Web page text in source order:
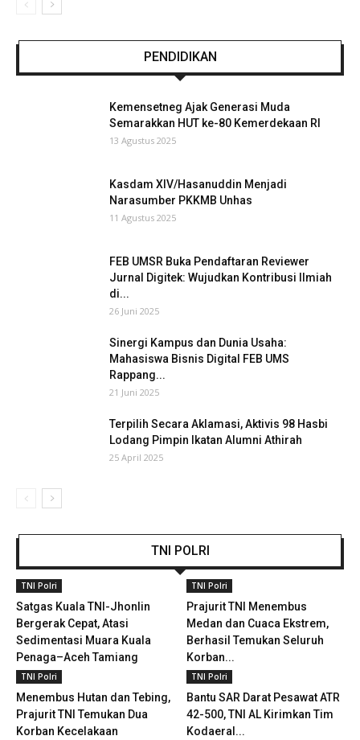
PENDIDIKAN
Kemensetneg Ajak Generasi Muda
Semarakkan HUT ke-80 Kemerdekaan RI
13 Agustus 2025
Kasdam XIV/Hasanuddin Menjadi
Narasumber PKKMB Unhas
11 Agustus 2025
FEB UMSR Buka Pendaftaran Reviewer
Jurnal Digitek: Wujudkan Kontribusi Ilmiah
di...
26 Juni 2025
Sinergi Kampus dan Dunia Usaha:
Mahasiswa Bisnis Digital FEB UMS
Rappang...
21 Juni 2025
Terpilih Secara Aklamasi, Aktivis 98 Hasbi
Lodang Pimpin Ikatan Alumni Athirah
25 April 2025
TNI POLRI
TNI Polri
Satgas Kuala TNI-Jhonlin
Bergerak Cepat, Atasi
Sedimentasi Muara Kuala
Penaga–Aceh Tamiang
TNI Polri
Prajurit TNI Menembus
Medan dan Cuaca Ekstrem,
Berhasil Temukan Seluruh
Korban...
TNI Polri
Menembus Hutan dan Tebing,
Prajurit TNI Temukan Dua
Korban Kecelakaan
TNI Polri
Bantu SAR Darat Pesawat ATR
42-500, TNI AL Kirimkan Tim
Kodaeral...